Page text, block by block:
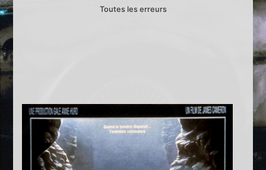
Toutes les erreurs